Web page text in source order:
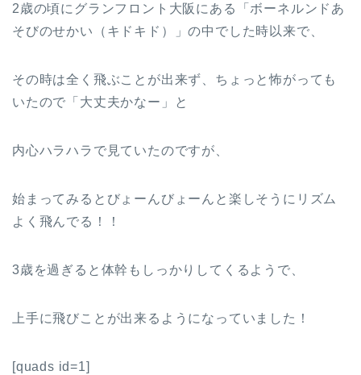
2歳の頃にグランフロント大阪にある「ボーネルンドあ
そびのせかい（キドキド）」の中でした時以来で、
その時は全く飛ぶことが出来ず、ちょっと怖がっても
いたので「大丈夫かなー」と
内心ハラハラで見ていたのですが、
始まってみるとびょーんびょーんと楽しそうにリズム
よく飛んでる！！
3歳を過ぎると体幹もしっかりしてくるようで、
上手に飛びことが出来るようになっていました！
[quads id=1]